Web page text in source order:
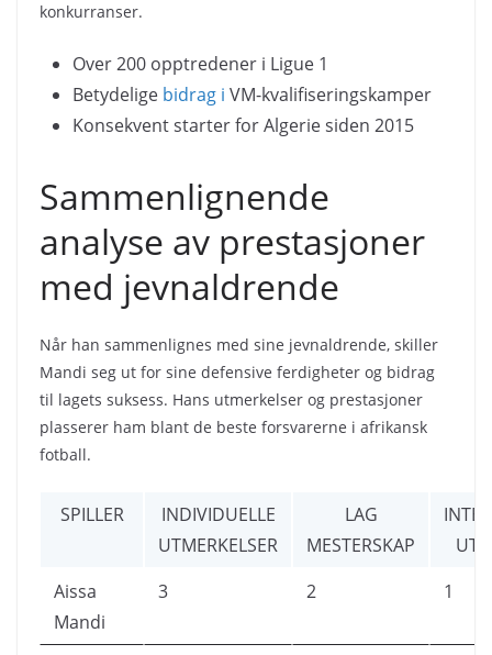
konkurranser.
Over 200 opptredener i Ligue 1
Betydelige bidrag i VM-kvalifiseringskamper
Konsekvent starter for Algerie siden 2015
Sammenlignende
analyse av prestasjoner
med jevnaldrende
Når han sammenlignes med sine jevnaldrende, skiller
Mandi seg ut for sine defensive ferdigheter og bidrag
til lagets suksess. Hans utmerkelser og prestasjoner
plasserer ham blant de beste forsvarerne i afrikansk
fotball.
SPILLER
INDIVIDUELLE
UTMERKELSER
LAG
MESTERSKAP
Aissa
Mandi
3 2 1